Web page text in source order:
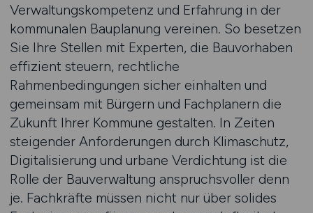
Verwaltungskompetenz und Erfahrung in der
kommunalen Bauplanung vereinen. So besetzen
Sie Ihre Stellen mit Experten, die Bauvorhaben
effizient steuern, rechtliche
Rahmenbedingungen sicher einhalten und
gemeinsam mit Bürgern und Fachplanern die
Zukunft Ihrer Kommune gestalten. In Zeiten
steigender Anforderungen durch Klimaschutz,
Digitalisierung und urbane Verdichtung ist die
Rolle der Bauverwaltung anspruchsvoller denn
je. Fachkräfte müssen nicht nur über solides